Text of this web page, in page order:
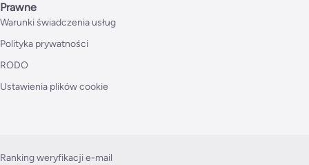
Prawne
Warunki świadczenia usług
Polityka prywatności
RODO
Ustawienia plików cookie
Ranking weryfikacji e-mail